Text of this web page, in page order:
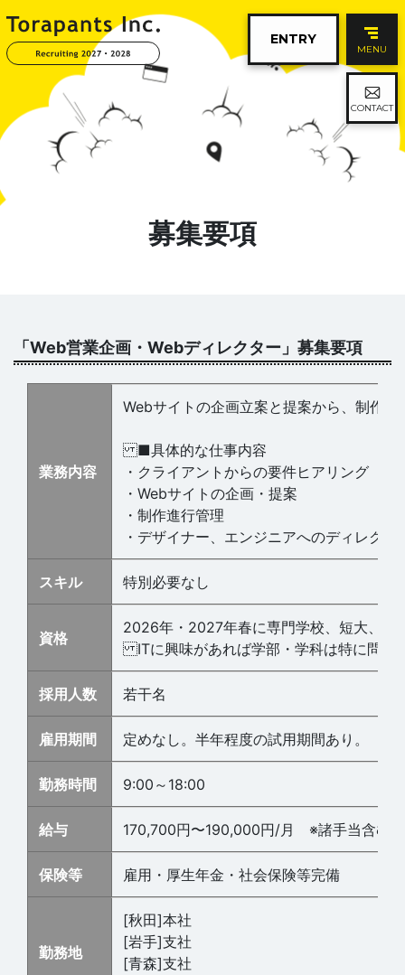
ENTRY
MENU
CONTACT
募集要項
「Web営業企画・Webディレクター」募集要項
業務内容
Webサイトの企画立案と提案から、制作
■具体的な仕事内容
・クライアントからの要件ヒアリング
・Webサイトの企画・提案
・制作進行管理
・デザイナー、エンジニアへのディレクシ
スキル 特別必要なし
資格
2026年・2027年春に専門学校、短大、大
ITに興味があれば学部・学科は特に問い
採用人数 若干名
雇用期間 定めなし。半年程度の試用期間あり。
勤務時間 9:00～18:00
給与 170,700円〜190,000円/月 ※諸手当含む
保険等 雇用・厚生年金・社会保険等完備
勤務地
[秋田]本社
[岩手]支社
[青森]支社